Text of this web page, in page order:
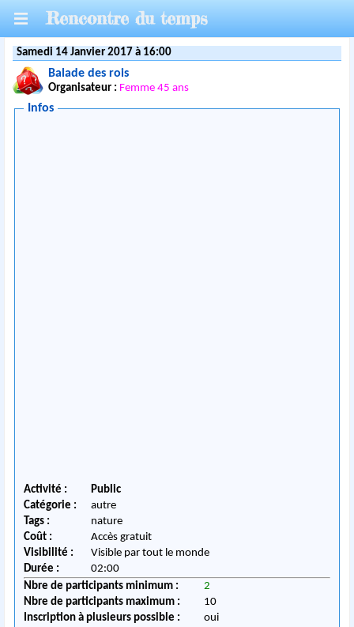
Rencontre du temps
Samedi 14 Janvier 2017 à 16:00
Balade des rois
Organisateur : Femme 45 ans
Infos
Activité :
Public
Catégorie :
autre
Tags :
nature
Coût :
Accès gratuit
Visibilité :
Visible par tout le monde
Durée :
02:00
Nbre de participants minimum :
2
Nbre de participants maximum :
10
Inscription à plusieurs possible :
oui